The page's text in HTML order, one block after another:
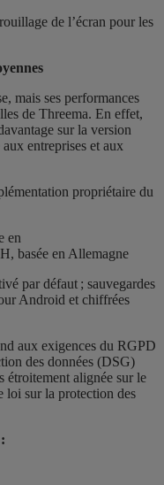
de l’écran pour les
mais ses performances
de Threema. En effet,
sur la version
entreprises et aux
propriétaire du
en
basée en Allemagne
par défaut ; sauvegardes
Android et chiffrées
aux exigences du RGPD
des données (DSG)
étroitement alignée sur le
loi sur la protection des